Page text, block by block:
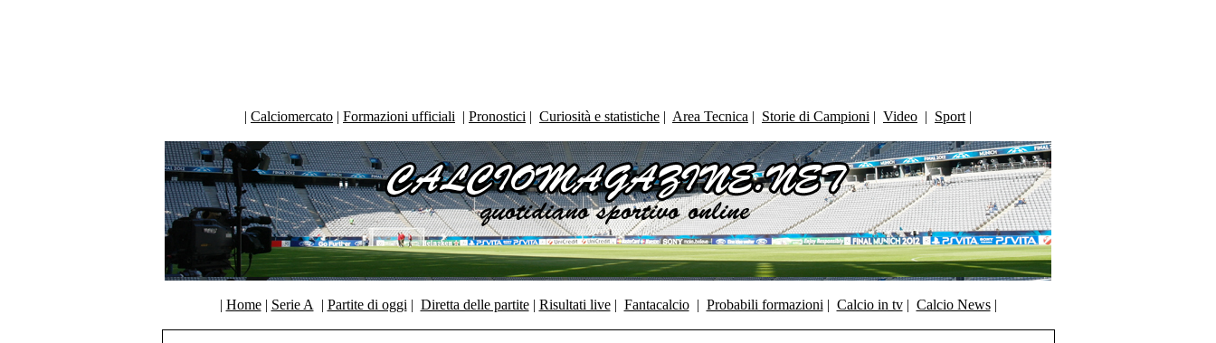
| Calciomercato | Formazioni ufficiali | Pronostici | Curiosità e statistiche | Area Tecnica | Storie di Campioni | Video | Sport |
| Home| Serie A | Partite di oggi | Diretta delle partite| Risultati live| Fantacalcio| Probabili formazioni | Calcio in tv| Calcio News|